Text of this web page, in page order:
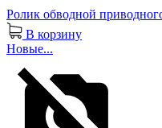
Ролик обводной
В корзину
Новые...